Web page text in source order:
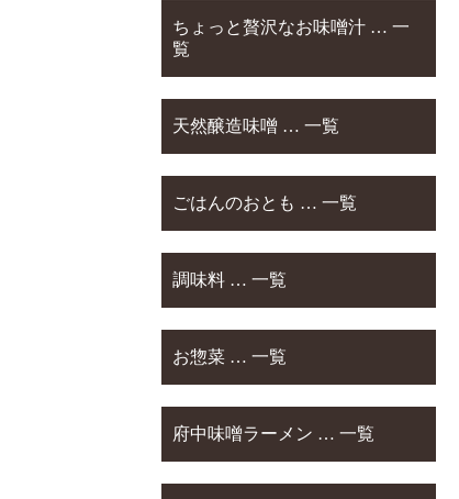
ちょっと贅沢なお味噌汁 … 一
覧
天然醸造味噌 … 一覧
ごはんのおとも … 一覧
調味料 … 一覧
お惣菜 … 一覧
府中味噌ラーメン … 一覧